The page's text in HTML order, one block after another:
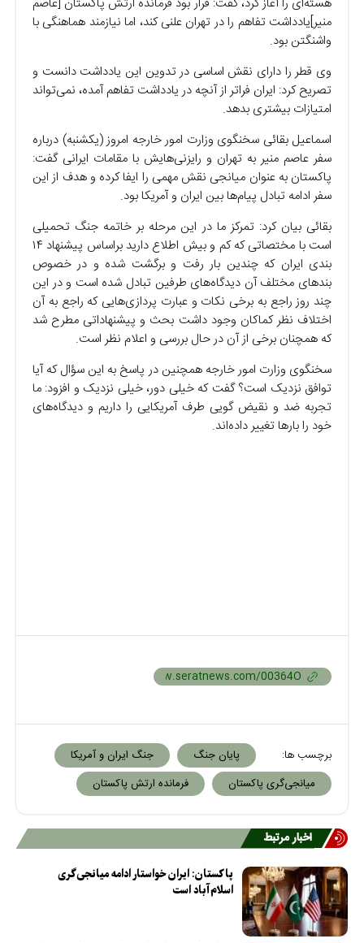
منیر]یادداشت تفاهم را در تهران علنی کند، اما نیازمند هماهنگی با
واشنگتن بود.
وی قطر را دارای نقش اساسی در تدوین این یادداشت دانست و
تصریح کرد: ایران فراتر از آنچه در یادداشت تفاهم آمده، نمی‌تواند
امتیازات بیشتری بدهد.
اسماعیل بقائی سخنگوی وزارت امور خارجه امروز (یکشنبه) درباره
سفر عاصم منیر به تهران و رایزنی‌هایش با مقامات ایرانی گفت:
پاکستان به عنوان میانجی نقش مهمی را ایفا کرده و هدف از این
سفر ادامه تبادل پیام‌ها بین ایران و آمریکا بود.
بقائی بیان کرد: تمرکز ما در این مرحله بر خاتمه جنگ تحمیلی
است با مختصاتی که کم و بیش اطلاع دارید براساس پیشنهاد ۱۴
بندی ایران که چندین بار رفت و برگشت شده و در خصوص
بند‌های مختلف آن دیدگاه‌های طرفین تبادل شده است و در این
چند روز راجع به برخی نکات و عبارت پردازی‌هایی که راجع به آن
اختلاف نظر کماکان وجود داشت بحث و پیشنهاداتی مطرح شد
که همچنان برخی از آن در حال بررسی و اعلام نظر است.
سخنگوی وزارت امور خارجه همچنین در پاسخ به این سؤال که آیا
توافق نزدیک است؟ گفت که خیلی دور، خیلی نزدیک و افزود: ما
تجربه ضد و نقیض گویی طرف آمریکایی را داریم و دیدگاه‌های
خود را بار‌ها تغییر داده‌اند.
برچسب ها: پایان جنگ
جنگ ایران و آمریکا
میانجی‌گری پاکستان
فرمانده ارتش پاکستان
اخبار مرتبط
پاکستان: ایران خواستار ادامه میانجی‌گری
اسلام‌آباد است